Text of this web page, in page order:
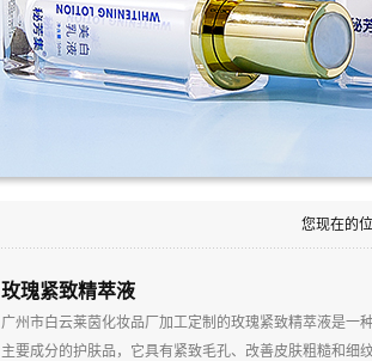
您现在的位
玫瑰紧致精萃液
广州市白云莱茵化妆品厂加工定制的玫瑰紧致精萃液是一
主要成分的护肤品，它具有紧致毛孔、改善皮肤粗糙和细